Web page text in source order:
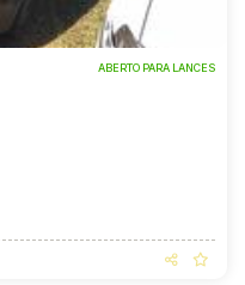
ABERTO PARA LANCES